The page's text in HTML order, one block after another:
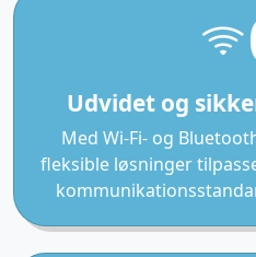
Udvidet og
Med Wi-Fi- og
fleksible løsninger